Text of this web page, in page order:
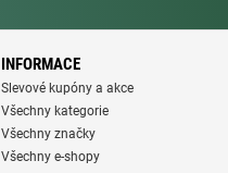
INFORMACE
Slevové kupóny a akce
Všechny kategorie
Všechny značky
Všechny e-shopy